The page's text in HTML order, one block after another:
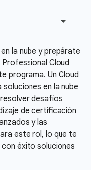
la nube y prepárate
Cloud
programa. Un Cloud
en la nube
desafíos
de certificación
y las
este rol, lo que te
éxito soluciones